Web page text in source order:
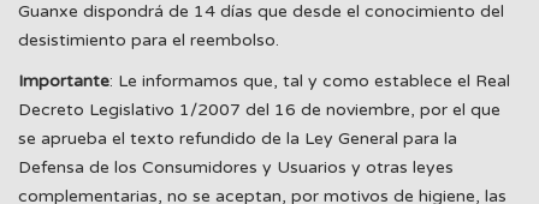
Guanxe dispondrá de 14 días que desde el conocimiento del
desistimiento para el reembolso.
Importante: Le informamos que, tal y como establece el Real
Decreto Legislativo 1/2007 del 16 de noviembre, por el que
se aprueba el texto refundido de la Ley General para la
Defensa de los Consumidores y Usuarios y otras leyes
complementarias, no se aceptan, por motivos de higiene, las